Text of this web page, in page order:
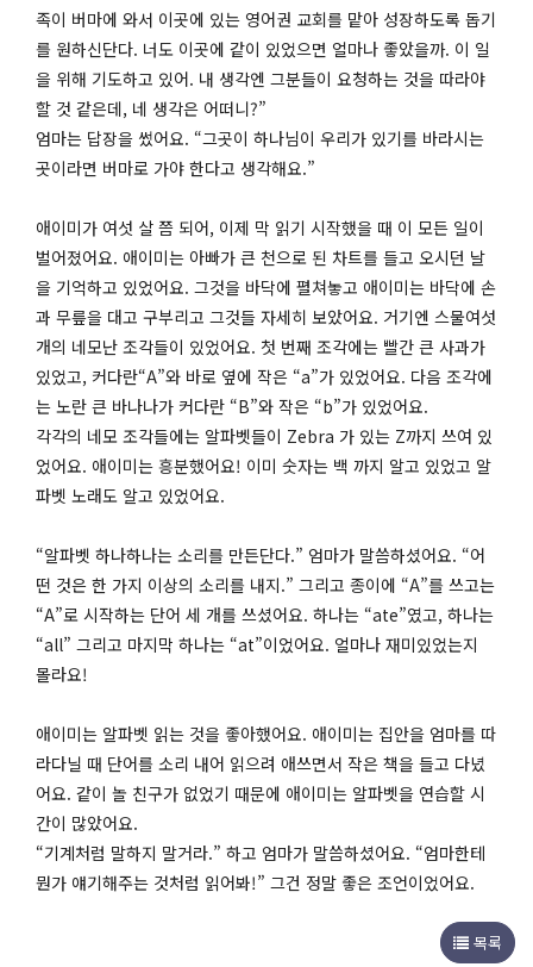
족이 버마에 와서 이곳에 있는 영어권 교회를 맡아 성장하도록 돕기
를 원하신단다. 너도 이곳에 같이 있었으면 얼마나 좋았을까. 이 일
을 위해 기도하고 있어. 내 생각엔 그분들이 요청하는 것을 따라야
할 것 같은데, 네 생각은 어떠니?”
엄마는 답장을 썼어요. “그곳이 하나님이 우리가 있기를 바라시는
곳이라면 버마로 가야 한다고 생각해요.”
애이미가 여섯 살 쯤 되어, 이제 막 읽기 시작했을 때 이 모든 일이
벌어졌어요. 애이미는 아빠가 큰 천으로 된 차트를 들고 오시던 날
을 기억하고 있었어요. 그것을 바닥에 펼쳐놓고 애이미는 바닥에 손
과 무릎을 대고 구부리고 그것들 자세히 보았어요. 거기엔 스물여섯
개의 네모난 조각들이 있었어요. 첫 번째 조각에는 빨간 큰 사과가
있었고, 커다란“A”와 바로 옆에 작은 “a”가 있었어요. 다음 조각에
는 노란 큰 바나나가 커다란 “B”와 작은 “b”가 있었어요.
각각의 네모 조각들에는 알파벳들이 Zebra 가 있는 Z까지 쓰여 있
었어요. 애이미는 흥분했어요! 이미 숫자는 백 까지 알고 있었고 알
파벳 노래도 알고 있었어요.
“알파벳 하나하나는 소리를 만든단다.” 엄마가 말씀하셨어요. “어
떤 것은 한 가지 이상의 소리를 내지.” 그리고 종이에 “A”를 쓰고는
“A”로 시작하는 단어 세 개를 쓰셨어요. 하나는 “ate”였고, 하나는
“all” 그리고 마지막 하나는 “at”이었어요. 얼마나 재미있었는지
몰라요!
애이미는 알파벳 읽는 것을 좋아했어요. 애이미는 집안을 엄마를 따
라다닐 때 단어를 소리 내어 읽으려 애쓰면서 작은 책을 들고 다녔
어요. 같이 놀 친구가 없었기 때문에 애이미는 알파벳을 연습할 시
간이 많았어요.
“기계처럼 말하지 말거라.” 하고 엄마가 말씀하셨어요. “엄마한테
뭔가 얘기해주는 것처럼 읽어봐!” 그건 정말 좋은 조언이었어요.
목록